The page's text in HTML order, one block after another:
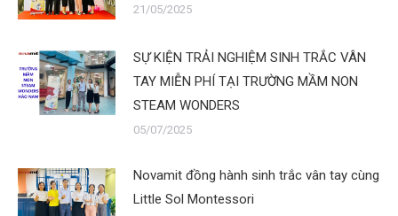
21/05/2025
SỰ KIỆN TRẢI NGHIỆM SINH TRẮC VÂN
TAY MIỄN PHÍ TẠI TRƯỜNG MẦM NON
STEAM WONDERS
05/07/2025
Novamit đồng hành sinh trắc vân tay cùng
Little Sol Montessori